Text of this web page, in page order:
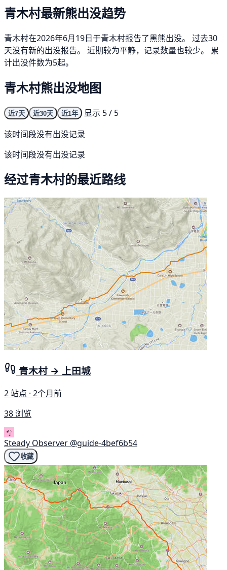
青木村最新熊出没趋势
青木村在2026年6月19日于青木村报告了黑熊出没。 过去30
天没有新的出没报告。 近期较为平静，记录数量也较少。 累
计出没件数为5起。
青木村熊出没地图
近7天 近30天 近1年
显示 5 / 5
该时间段没有出没记录
该时间段没有出没记录
经过青木村的最近路线
青木村 → 上田城
2 站点 · 2个月前
38 浏览
Steady Observer @guide-4bef6b54
收藏